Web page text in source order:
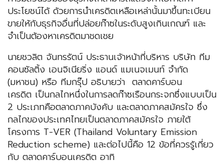
ประโยชน์ได้ ด้วยการนำเครดิตเหลือเหล่านั้นมาขึ้นทะเบียน
ขายให้กับธุรกิจอื่นที่ปล่อยก๊าซในระดับสูงเกินเกณฑ์ และ
จำเป็นต้องหาเครดิตมาชดเชย
นายชวลิต จันทรรัตน์ ประธานเจ้าหน้าที่บริหาร บริษัท ทีม
คอนซัลติ้ง เอนจิเนียริ่ง แอนด์ แมเนจเมนท์ จํากัด
(มหาชน) หรือ ทีมกรุ๊ป อธิบายว่า ตลาดคาร์บอน
เครดิต เป็นกลไกหนึ่งในการลดก๊าซเรือนกระจกซึ่งแบบเป็น
2 ประเภทคือตลาดภาคบังคับ และตลาดภาคสมัครใจ ซึ่ง
กลไกของประเทศไทยเป็นตลาดภาคสมัครใจ ภายใต้
โครงการ T-VER (Thailand Voluntary Emission
Reduction scheme) และต่อไปนี้คือ 12 ข้อที่ควรรู้เกี่ยว
กับ ตลาดคาร์บอนเครดิต อาทิ